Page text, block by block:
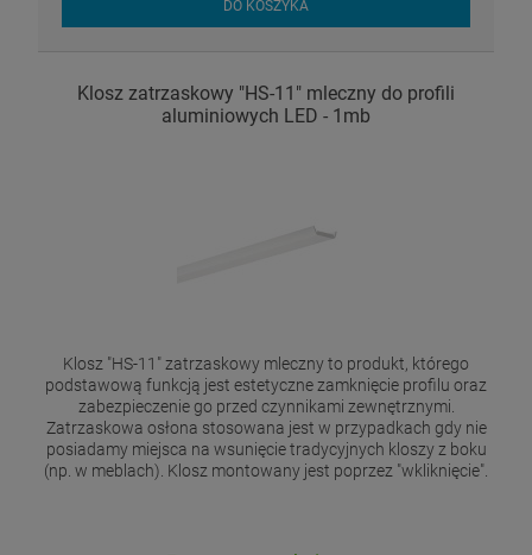
DO KOSZYKA
Klosz zatrzaskowy "HS-11" mleczny do profili
aluminiowych LED - 1mb
Klosz "HS-11" zatrzaskowy mleczny to produkt, którego
podstawową funkcją jest estetyczne zamknięcie profilu oraz
zabezpieczenie go przed czynnikami zewnętrznymi.
Zatrzaskowa osłona stosowana jest w przypadkach gdy nie
posiadamy miejsca na wsunięcie tradycyjnych kloszy z boku
(np. w meblach). Klosz montowany jest poprzez "wkliknięcie".